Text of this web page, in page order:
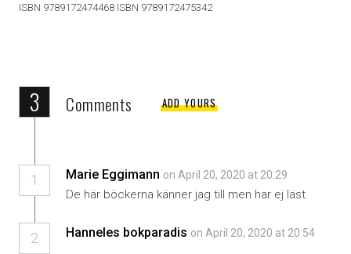
ISBN 9789172474468 ISBN 9789172475342
3 Comments ADD YOURS
1 Marie Eggimann on April 20, 2020 at 20:29
De här böckerna känner jag till men har ej läst.
2 Hanneles bokparadis on April 20, 2020 at 20:54